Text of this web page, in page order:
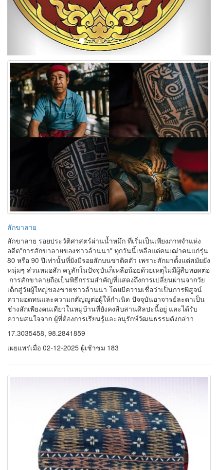
สักขาลาย
สักขาลาย รอยประวัติศาสตร์ผ่านน้ำหมึก ที่เริ่มเป็นเพียงภาพจำแห่ง
อดีต​"การสักขาลายของชาวล้านนา" ทุกวันนี้เหลือแต่คนเฒ่าคนแก่รุ่น
80 หรือ 90 ปีเท่านั้นที่ยังมีรอยสักบนขาติดตัว เพราะสักมาตั้งแต่สมัยยัง
หนุ่มๆ ส่วนหมอสัก ครูสักในปัจจุบันก็เหลือน้อยด้วยเหตุไม่มีผู้สืบทอดต่อ​
การสักขาลายถือเป็นพิธีกรรมสำคัญที่แสดงถึงการเปลี่ยนผ่านจากวัย
เด็กสู่วัยผู้ใหญ่ของชายชาวล้านนา โดยมีความเชื่อว่าเป็นการพิสูจน์
ความอดทนและความกตัญญูต่อผู้ให้กำเนิด ปัจจุบันอาจารย์ละดาเป็น
ช่างสักเพียงคนเดียวในหมู่บ้านที่ยังคงสืบสานศิลปะนี้อยู่ และได้รับ
ความสนใจจาก ผู้ที่ต้องการเรียนรู้และอนุรักษ์วัฒนธรรมดังกล่าว
17.3035458, 98.2841859
เผยแพร่เมื่อ 02-12-2025 ผู้เช้าชม 183
ลายเต้โพจือ (ผ้าปักมือ) เป็นลายที่มีมาตั้งแต่สมัย ปู่ ย่า ตา ยาย ที่
สืบทอดต่อ ๆ กันมา จนถึงปัจจุบัน เป็นเสื้อลายดั้งเดิม ที่มีมาตั้งแต่
โบราณ และเป็นเสื อที่ท้ามาจากธรรมชาติ เป็นสีธรรมชาติ โดยตรง
ไม่ว่าจะเป็นการปั่นด้าย หรือย้อมด้าย ตลอดจงถึงการทอ และปักลายที
ลู่ข่าลงบนผ้าทอ
17.4676986, 97.7771513
เผยแพร่เมื่อ 26-05-2025 ผู้เช้าชม 220